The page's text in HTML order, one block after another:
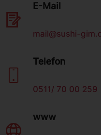
E-Mail
mail@sushi-
Telefon
0511/ 70 00 259
www